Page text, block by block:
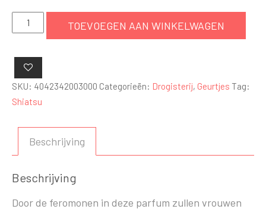
Shiatsu
feromonen
(man)
25
ml
TOEVOEGEN AAN WINKELWAGEN
SKU: 4042342003000 Categorieën: Drogisterij, Geurtjes Tag:
Shiatsu
Beschrijving
Beschrijving
Door de feromonen in deze parfum zullen vrouwen